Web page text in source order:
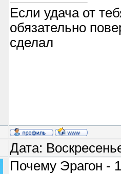
Если удача от
обязательно
сделал
Дата:
Почему Эрагон -